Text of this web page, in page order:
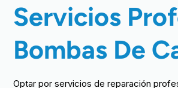
Servicios
Bombas De
Optar por servicios de reparación